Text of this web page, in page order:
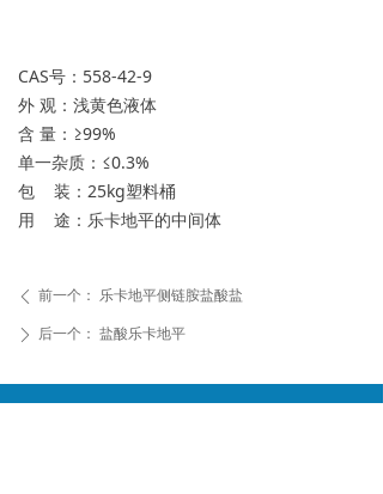
ꄲ 后一个： 盐酸乐卡地平
ꄴ 前一个： 乐卡地平侧链胺盐酸盐
CAS号：558-42-9
外 观：浅黄色液体
含 量：≥99%
单一杂质：≤0.3%
包 装：25kg塑料桶
用 途：乐卡地平的中间体